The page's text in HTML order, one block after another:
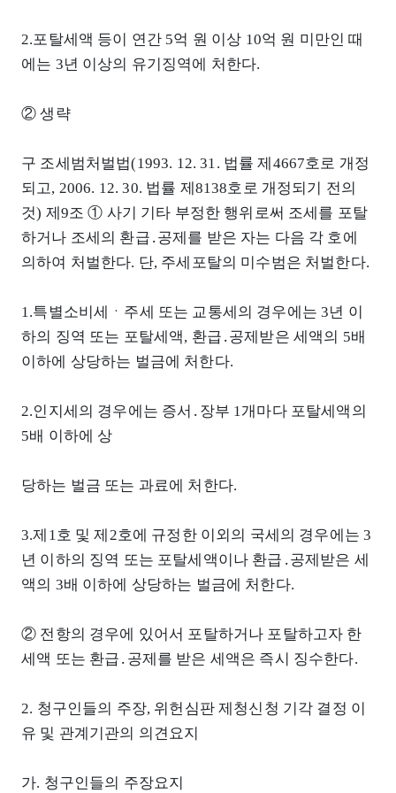
2.포탈세액 등이 연간 5억 원 이상 10억 원 미만인 때
에는 3년 이상의 유기징역에 처한다.
② 생략
구 조세범처벌법(1993. 12. 31. 법률 제4667호로 개정
되고, 2006. 12. 30. 법률 제8138호로 개정되기 전의
것) 제9조 ① 사기 기타 부정한 행위로써 조세를 포탈
하거나 조세의 환급․공제를 받은 자는 다음 각 호에
의하여 처벌한다. 단, 주세포탈의 미수범은 처벌한다.
1.특별소비세ㆍ주세 또는 교통세의 경우에는 3년 이
하의 징역 또는 포탈세액, 환급․공제받은 세액의 5배
이하에 상당하는 벌금에 처한다.
2.인지세의 경우에는 증서․장부 1개마다 포탈세액의
5배 이하에 상
당하는 벌금 또는 과료에 처한다.
3.제1호 및 제2호에 규정한 이외의 국세의 경우에는 3
년 이하의 징역 또는 포탈세액이나 환급․공제받은 세
액의 3배 이하에 상당하는 벌금에 처한다.
② 전항의 경우에 있어서 포탈하거나 포탈하고자 한
세액 또는 환급․공제를 받은 세액은 즉시 징수한다.
2. 청구인들의 주장, 위헌심판 제청신청 기각 결정 이
유 및 관계기관의 의견요지
가. 청구인들의 주장요지